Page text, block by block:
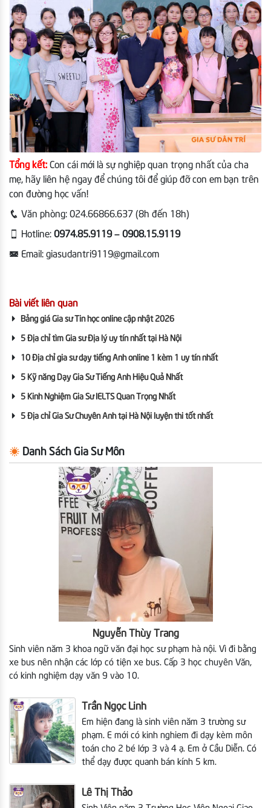
Tổng kết: Con cái mới là sự nghiệp quan trọng nhất của cha
mẹ, hãy liên hệ ngay để chúng tôi để giúp đỡ con em bạn trên
con đường học vấn!
Văn phòng: 024.66866.637 (8h đến 18h)
Hotline: 0974.85.9119 – 0908.15.9119
Email: giasudantri9119@gmail.com
Bài viết liên quan
Bảng giá Gia sư Tin học online cập nhật 2026
5 Địa chỉ tìm Gia sư Địa lý uy tín nhất tại Hà Nội
10 Địa chỉ gia sư dạy tiếng Anh online 1 kèm 1 uy tín nhất
5 Kỹ năng Dạy Gia Sư Tiếng Anh Hiệu Quả Nhất
5 Kinh Nghiệm Gia Sư IELTS Quan Trọng Nhất
5 Địa chỉ Gia Sư Chuyên Anh tại Hà Nội luyện thi tốt nhất
Danh Sách Gia Sư Môn
Nguyễn Thùy Trang
Sinh viên năm 3 khoa ngữ văn đại học sư phạm hà nội. Vì đi bằng
xe bus nên nhận các lớp có tiện xe bus. Cấp 3 học chuyên Văn,
có kinh nghiệm dạy văn 9 vào 10.
Trần Ngọc Linh
Em hiện đang là sinh viên năm 3 trường sư
phạm. E mới có kinh nghiem đi dạy kèm môn
toán cho 2 bé lớp 3 và 4 ạ. Em ở Cầu Diễn. Có
thể dạy được quanh bán kính 5 km.
Lê Thị Thảo